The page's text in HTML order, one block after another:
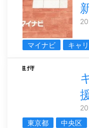
マイナビ キャ
東京都
中央区